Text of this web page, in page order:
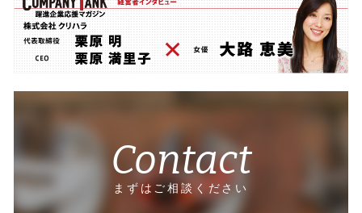
Contact
まずはご相談ください